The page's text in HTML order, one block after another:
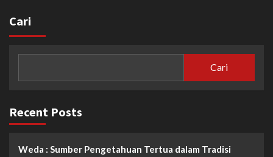
Cari
Cari
Recent Posts
Weda : Sumber Pengetahuan Tertua dalam Tradisi